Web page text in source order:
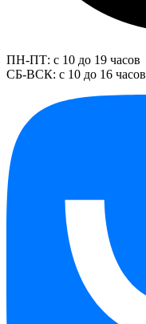
ПН-ПТ: с 10 до 19 часов
СБ-ВСК: с 10 до 16 часов